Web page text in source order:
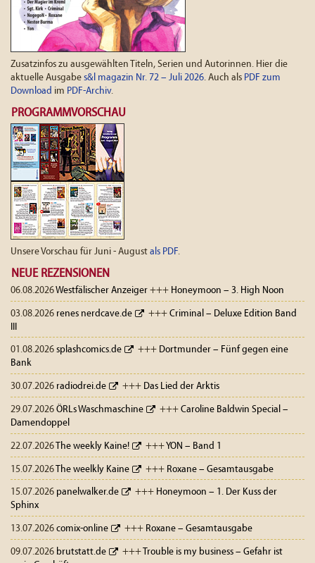
Zusatzinfos zu ausgewählten Titeln, Serien und Autorinnen. Hier die
aktuelle Ausgabe s&l magazin Nr. 72 – Juli 2026. Auch als PDF zum
Download im PDF-Archiv.
PROGRAMMVORSCHAU
Unsere Vorschau für Juni - August als PDF.
NEUE REZENSIONEN
06.08.2026Westfälischer Anzeiger +++ Honeymoon – 3. High Noon
03.08.2026 renes nerdcave.de +++ Criminal – Deluxe Edition Band
01.08.2026 splashcomics.de +++ Dortmunder – Fünf gegen eine
Bank
30.07.2026 radiodrei.de +++ Das Lied der Arktis
29.07.2026 ÖRLs Waschmaschine +++ Caroline Baldwin Special –
Damendoppel
22.07.2026 The weekly Kaine! +++ YON – Band 1
15.07.2026The weelkly Kaine +++ Roxane – Gesamtausgabe
15.07.2026 panelwalker.de +++ Honeymoon – 1. Der Kuss der
Sphinx
13.07.2026 comix-online +++ Roxane – Gesamtausgabe
09.07.2026 brutstatt.de +++ Trouble is my business – Gefahr ist